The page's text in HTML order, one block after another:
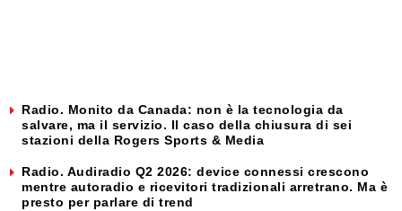
Radio. Monito da Canada: non è la tecnologia da
salvare, ma il servizio. Il caso della chiusura di sei
stazioni della Rogers Sports & Media
Radio. Audiradio Q2 2026: device connessi crescono
mentre autoradio e ricevitori tradizionali arretrano. Ma è
presto per parlare di trend